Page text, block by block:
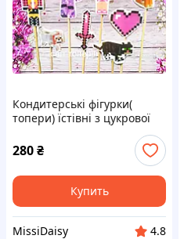
Кондитерські фігурки(
топери) їстівні з цукрової
"Майнкрафт для дівчат"
280₴
Купить
MissiDaisy
4.8